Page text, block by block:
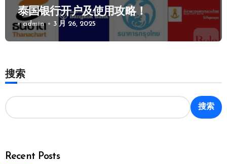
泰国银行开户及使用攻略！
admin 3 月 26, 2025
搜索
搜索
Recent Posts